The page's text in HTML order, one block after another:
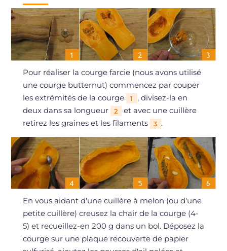
Pour réaliser la courge farcie (nous avons utilisé
une courge butternut) commencez par couper
les extrémités de la courge
1
, divisez-la en
deux dans sa longueur
2
et avec une cuillère
retirez les graines et les filaments
3 .
En vous aidant d'une cuillère à melon (ou d'une
petite cuillère) creusez la chair de la courge (4-
5) et recueillez-en 200 g dans un bol. Déposez la
courge sur une plaque recouverte de papier